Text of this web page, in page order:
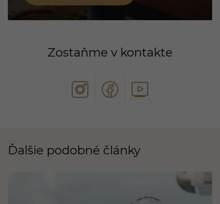
Zostaňme v kontakte
Ďalšie podobné články